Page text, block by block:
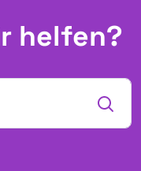
helfen?